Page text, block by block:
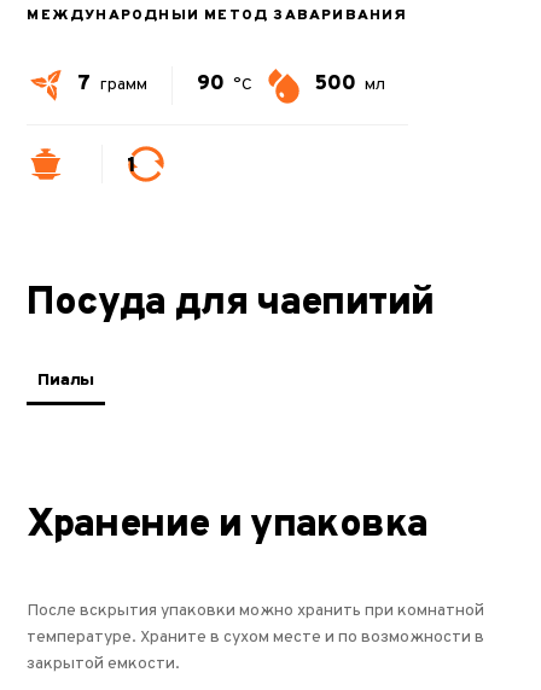
МЕЖДУНАРОДНЫЙ МЕТОД ЗАВАРИВАНИЯ
7 грамм 90 °C 500 мл
1
Посуда для чаепитий
Пиалы
Хранение и упаковка
После вскрытия упаковки можно хранить при комнатной
температуре. Храните в сухом месте и по возможности в
закрытой емкости.